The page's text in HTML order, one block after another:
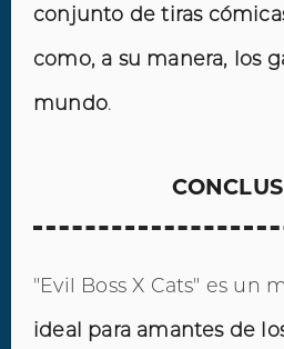
conjunto de tiras
como, a su manera, los
mundo.
"Evil Boss X Cats" es un
ideal para amantes de